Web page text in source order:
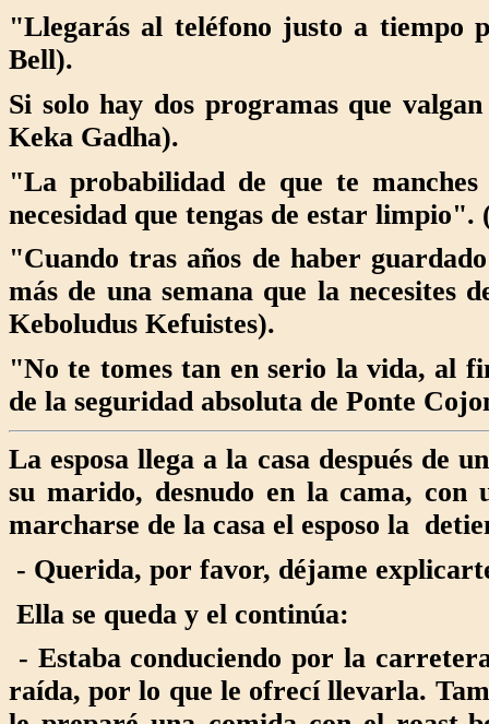
"Llegarás al teléfono justo a tiempo
Bell).
Si solo hay dos programas que
Keka Gadha).
"La probabilidad de que te manches
necesidad que tengas de estar
"Cuando tras años de haber
más de una semana que la
Keboludus Kefuistes).
"No te tomes tan en serio la vida, al
de la seguridad absoluta de Ponte
La esposa llega a la casa después
su marido, desnudo en la cama,
marcharse de la casa el esposo la
- Querida, por favor, déjame
Ella se queda y el continúa:
- Estaba conduciendo por la
raída, por lo que le ofrecí llevarla.